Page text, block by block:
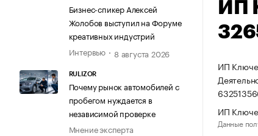
Бизнес-спикер Алексей
Жолобов выступил на Форуме
креативных индустрий
Интервью
8 августа 2026
RULIZOR
Почему рынок автомобилей с
пробегом нуждается в
независимой проверке
Мнение эксперта
ИП
ИП
ИП
Данные